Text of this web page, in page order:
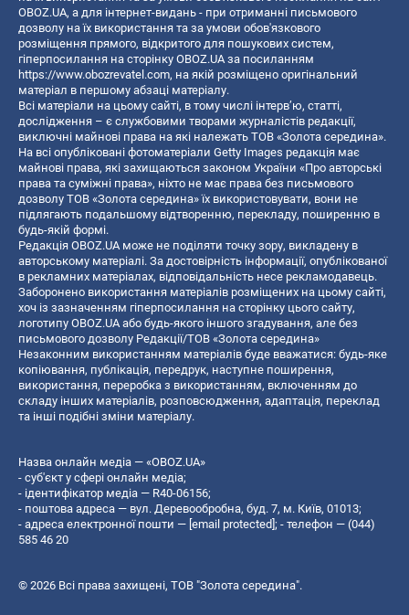
OBOZ.UA, а для інтернет-видань - при отриманні письмового
дозволу на їх використання та за умови обов'язкового
розміщення прямого, відкритого для пошукових систем,
гіперпосилання на сторінку OBOZ.UA за посиланням
https://www.obozrevatel.com, на якій розміщено оригінальний
матеріал в першому абзаці матеріалу.
Всі матеріали на цьому сайті, в тому числі інтерв’ю, статті,
дослідження – є службовими творами журналістів редакції,
виключні майнові права на які належать ТОВ «Золота середина».
На всі опубліковані фотоматеріали Getty Images редакція має
майнові права, які захищаються законом України «Про авторські
права та суміжні права», ніхто не має права без письмового
дозволу ТОВ «Золота середина» їх використовувати, вони не
підлягають подальшому відтворенню, перекладу, поширенню в
будь-якій формі.
Редакція OBOZ.UA може не поділяти точку зору, викладену в
авторському матеріалі. За достовірність інформації, опублікованої
в рекламних матеріалах, відповідальність несе рекламодавець.
Заборонено використання матеріалів розміщених на цьому сайті,
хоч із зазначенням гіперпосилання на сторінку цього сайту,
логотипу OBOZ.UA або будь-якого іншого згадування, але без
письмового дозволу Редакції/ТОВ «Золота середина»
Незаконним використанням матеріалів буде вважатися: будь-яке
копiювання, публiкацiя, передрук, наступне поширення,
використання, переробка з використанням, включенням до
складу інших матеріалів, розповсюдження, адаптація, переклад
та інші подібні зміни матеріалу.
Назва онлайн медіа — «OBOZ.UA»
- суб'єкт у сфері онлайн медіа;
- ідентифікатор медіа — R40-06156;
- поштова адреса — вул. Деревообробна, буд. 7, м. Київ, 01013;
- адреса електронної пошти — [email protected]; - телефон — (044)
585 46 20
© 2026 Всі права захищені, ТОВ "Золота середина".